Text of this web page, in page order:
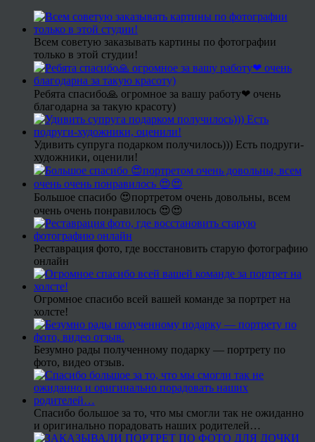
Всем советую заказывать картины по фотографии
только в этой студии!
Ребята спасибо🙏 огромное за вашу работу❤ очень
благодарна за такую красоту)
Удивить супруга подарком получилось))) Есть подруги-
художники, оценили!
Большое спасибо 😍портретом очень довольны, всем
очень очень понравилось 😍😍
Реставрация фото, где восстановить старую фотографию
онлайн
Огромное спасибо всей вашей команде за портрет на
холсте!
Безумно рады полученному подарку — портрету по
фото, видео отзыв.
Спасибо большое за то, что мы смогли так не ожиданно
и оригинально порадовать наших родителей…